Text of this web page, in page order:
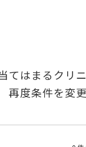
てはまるクリ
再度条件を変